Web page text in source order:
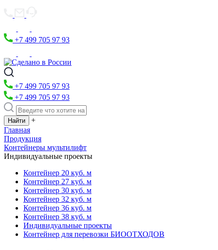
+7 499 705 97 93
+7 499 705 97 93
+7 499 705 97 93
+
Главная
Продукция
Контейнеры мультилифт
Индивидуальные проекты
Контейнер 20 куб. м
Контейнер 27 куб. м
Контейнер 30 куб. м
Контейнер 32 куб. м
Контейнер 36 куб. м
Контейнер 38 куб. м
Индивидуальные проекты
Контейнер для перевозки БИООТХОДОВ